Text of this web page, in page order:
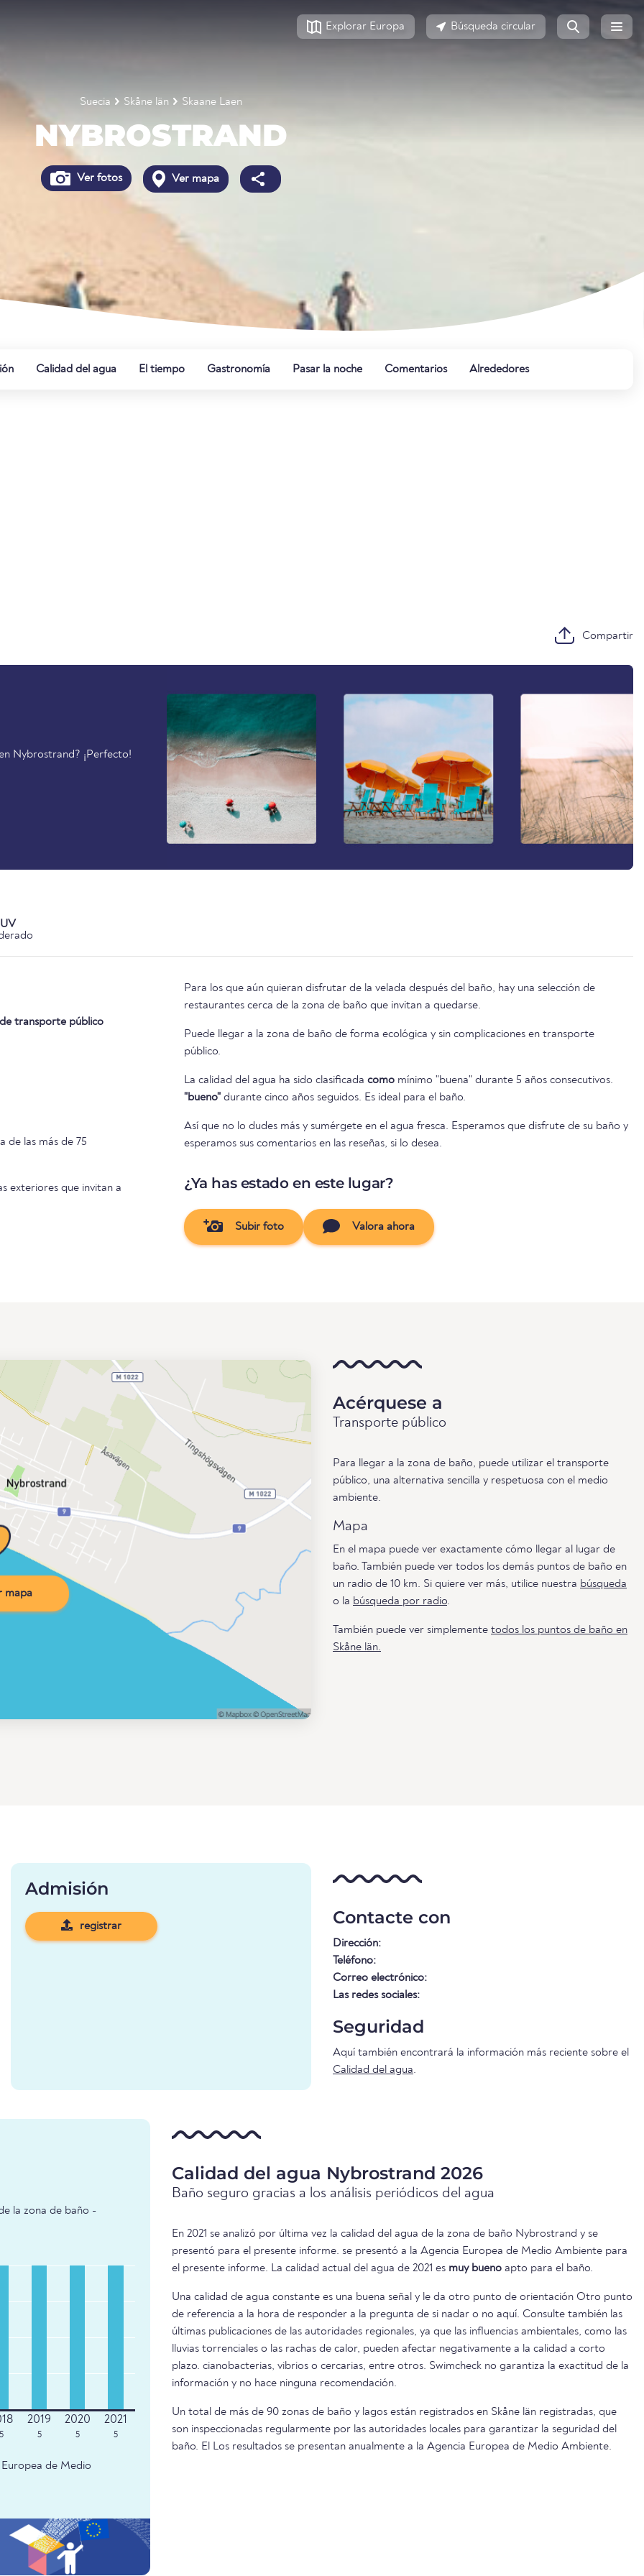
Explorar Europa Búsqueda circular
Suecia Skåne län Skaane Laen
NYBROSTRAND
Ver fotos Ver mapa
Calidad del agua El tiempo Gastronomía Pasar la noche Comentarios Alrededores
Compartir
Nybrostrand? ¡Perfecto!
transporte público
de las más de 75
exteriores que invitan a
Para los que aún quieran disfrutar de la velada después del baño, hay una selección de
restaurantes cerca de la zona de baño que invitan a quedarse.
Puede llegar a la zona de baño de forma ecológica y sin complicaciones en transporte
público.
La calidad del agua ha sido clasificada como mínimo "buena" durante 5 años consecutivos.
"bueno" durante cinco años seguidos. Es ideal para el baño.
Así que no lo dudes más y sumérgete en el agua fresca. Esperamos que disfrute de su baño y
esperamos sus comentarios en las reseñas, si lo desea.
¿Ya has estado en este lugar?
Subir foto Valora ahora
mapa
Acérquese a
Transporte público
Para llegar a la zona de baño, puede utilizar el transporte
público, una alternativa sencilla y respetuosa con el medio
ambiente.
Mapa
En el mapa puede ver exactamente cómo llegar al lugar de
baño. También puede ver todos los demás puntos de baño en
un radio de 10 km. Si quiere ver más, utilice nuestra búsqueda
o la búsqueda por radio.
También puede ver simplemente todos los puntos de baño en
Skåne län.
Admisión
registrar Contacte con
Dirección:
Teléfono:
Correo electrónico:
Las redes sociales:
Seguridad
Aquí también encontrará la información más reciente sobre el
Calidad del agua.
la zona de baño -
5 5 5
de Medio
Calidad del agua Nybrostrand 2026
Baño seguro gracias a los análisis periódicos del agua
En 2021 se analizó por última vez la calidad del agua de la zona de baño Nybrostrand y se
presentó para el presente informe. se presentó a la Agencia Europea de Medio Ambiente para
el presente informe. La calidad actual del agua de 2021 es muy bueno apto para el baño.
Una calidad de agua constante es una buena señal y le da otro punto de orientación Otro punto
de referencia a la hora de responder a la pregunta de si nadar o no aquí. Consulte también las
últimas publicaciones de las autoridades regionales, ya que las influencias ambientales, como las
lluvias torrenciales o las rachas de calor, pueden afectar negativamente a la calidad a corto
plazo. cianobacterias, vibrios o cercarias, entre otros. Swimcheck no garantiza la exactitud de la
información y no hace ninguna recomendación.
Un total de más de 90 zonas de baño y lagos están registrados en Skåne län registradas, que
son inspeccionadas regularmente por las autoridades locales para garantizar la seguridad del
baño. El Los resultados se presentan anualmente a la Agencia Europea de Medio Ambiente.